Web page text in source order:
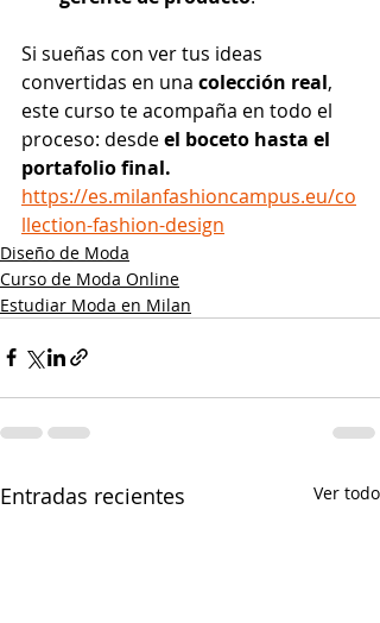
Si sueñas con ver tus ideas
convertidas en una colección real,
este curso te acompaña en todo el
proceso: desde el boceto hasta el
portafolio final.
https://es.milanfashioncampus.eu/co
llection-fashion-design
Diseño de Moda
Curso de Moda Online
Estudiar Moda en Milan
Entradas recientes Ver todo